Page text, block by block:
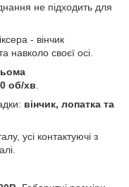
не підходить для
- вінчик
навколо своєї осі.
об/хв
вінчик, лопатка та
усі контактуючі з